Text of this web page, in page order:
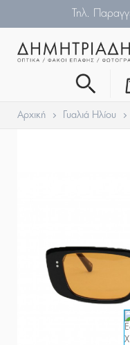
Τηλ.
Αρχική Γυαλιά Ηλίου